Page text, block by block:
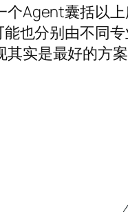
个Agent囊括以
也分别由不同
实是最好的方案